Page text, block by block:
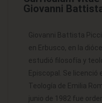
Giovanni
Giovanni Battista
en Erbusco, en la
estudió filosofía y
Episcopal. Se licenció
Teología de Emilia
junio de 1982 fue